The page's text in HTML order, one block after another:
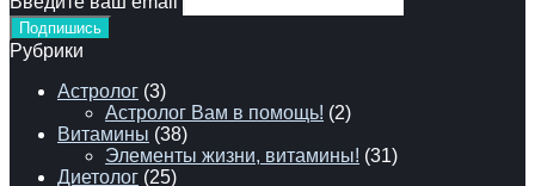
Рубрики
Астролог (3)
Астролог Вам в помощь! (2)
Витамины (38)
Элементы жизни, витамины! (31)
Диетолог (25)